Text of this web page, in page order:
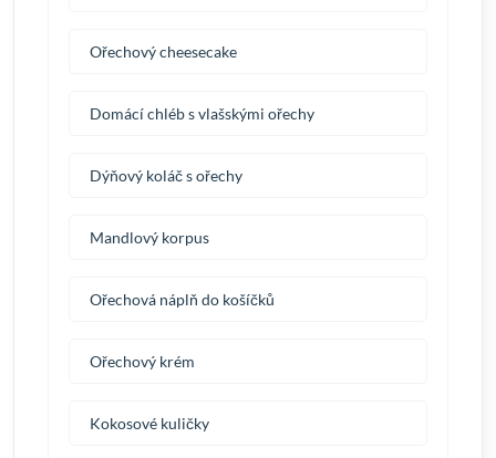
Ořechový cheesecake
Domácí chléb s vlašskými ořechy
Dýňový koláč s ořechy
Mandlový korpus
Ořechová náplň do košíčků
Ořechový krém
Kokosové kuličky